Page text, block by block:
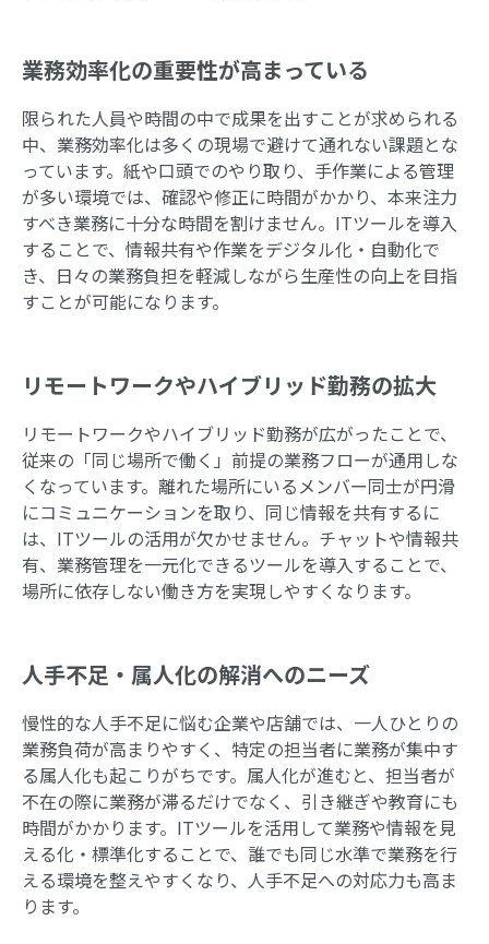
業務効率化の重要性が高まっている
限られた人員や時間の中で成果を出すことが求められる
中、業務効率化は多くの現場で避けて通れない課題とな
っています。紙や口頭でのやり取り、手作業による管理
が多い環境では、確認や修正に時間がかかり、本来注力
すべき業務に十分な時間を割けません。ITツールを導入
することで、情報共有や作業をデジタル化・自動化で
き、日々の業務負担を軽減しながら生産性の向上を目指
すことが可能になります。
リモートワークやハイブリッド勤務の拡大
リモートワークやハイブリッド勤務が広がったことで、
従来の「同じ場所で働く」前提の業務フローが通用しな
くなっています。離れた場所にいるメンバー同士が円滑
にコミュニケーションを取り、同じ情報を共有するに
は、ITツールの活用が欠かせません。チャットや情報共
有、業務管理を一元化できるツールを導入することで、
場所に依存しない働き方を実現しやすくなります。
人手不足・属人化の解消へのニーズ
慢性的な人手不足に悩む企業や店舗では、一人ひとりの
業務負荷が高まりやすく、特定の担当者に業務が集中す
る属人化も起こりがちです。属人化が進むと、担当者が
不在の際に業務が滞るだけでなく、引き継ぎや教育にも
時間がかかります。ITツールを活用して業務や情報を見
える化・標準化することで、誰でも同じ水準で業務を行
える環境を整えやすくなり、人手不足への対応力も高ま
ります。